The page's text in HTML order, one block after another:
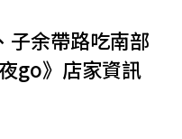
子余帶路吃南部
go》店家資訊